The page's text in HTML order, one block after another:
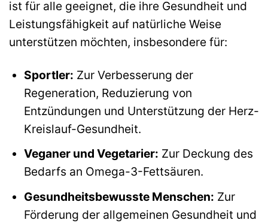
ist für alle geeignet, die ihre Gesundheit und
Leistungsfähigkeit auf natürliche Weise
unterstützen möchten, insbesondere für:
Sportler: Zur Verbesserung der
Regeneration, Reduzierung von
Entzündungen und Unterstützung der Herz-
Kreislauf-Gesundheit.
Veganer und Vegetarier: Zur Deckung des
Bedarfs an Omega-3-Fettsäuren.
Gesundheitsbewusste Menschen: Zur
Förderung der allgemeinen Gesundheit und